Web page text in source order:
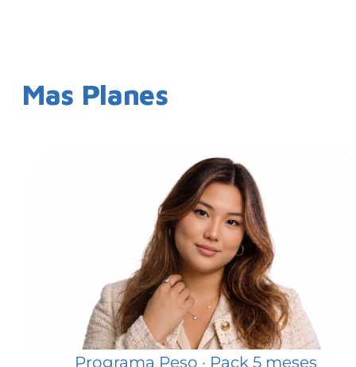
Mas Planes
Programa Peso · Pack 5 meses